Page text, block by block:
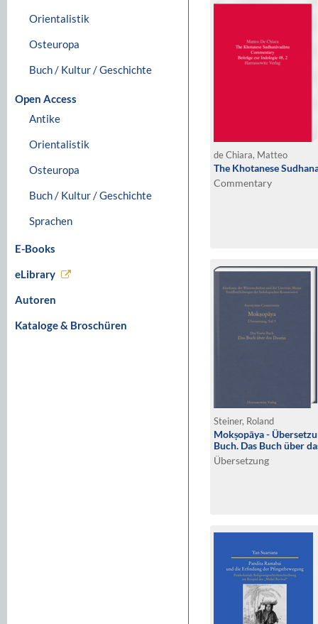
Orientalistik
Osteuropa
Buch / Kultur / Geschichte
Open Access
Antike
Orientalistik
Osteuropa
Buch / Kultur / Geschichte
Sprachen
E-Books
eLibrary
Autoren
Kataloge & Broschüren
de Chiara, Matteo
The Khotanese
Commentary
Steiner, Roland
Mokṣopāya -
Buch. Das Buch über
Übersetzung